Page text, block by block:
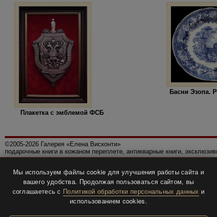
Плакетка с эмблемой ФСБ
Басни Эзопа.
©2005-2026 Галерея «Елена Висконти»
подарочные книги в кожаном переплете, антикварные книги,
Политика конфиденциальности
Все права защищены.
Разработка и дизайнBTV-info.
Мы используем файлы cookie для улучшения работы сайта и
вашего удобства. Продолжая пользоваться сайтом, вы
соглашаетесь с Политикой обработки персональных данных и
использованием cookies.